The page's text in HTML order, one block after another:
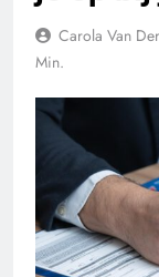
Carola Van
Min.